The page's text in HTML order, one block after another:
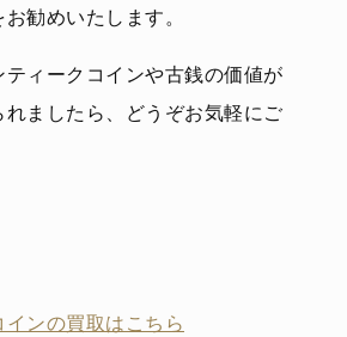
勧めいたします。
ティークコインや古銭の価値が
れましたら、どうぞお気軽にご
ンの買取はこちら